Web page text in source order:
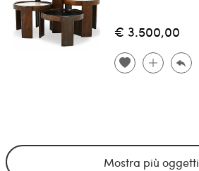
€ 3.500,00
Mostra più oggetti